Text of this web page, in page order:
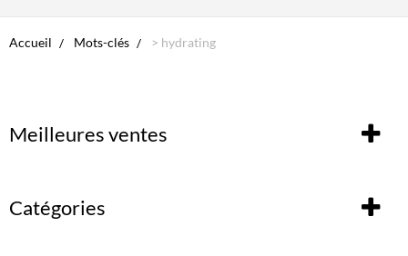
Accueil Mots-clés > hydrating
Meilleures ventes
Catégories